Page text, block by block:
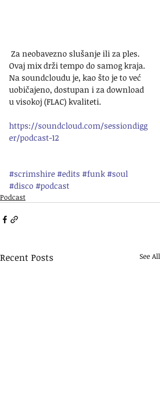
Ovaj mix drži tempo do samog kraja.
Na soundcloudu je, kao što je to već
uobičajeno, dostupan i za download
u visokoj (FLAC) kvaliteti.
https://soundcloud.com/sessiondigg
er/podcast-12
#scrimshire#edits #funk#soul
#disco #podcast
Podcast
Recent Posts See All